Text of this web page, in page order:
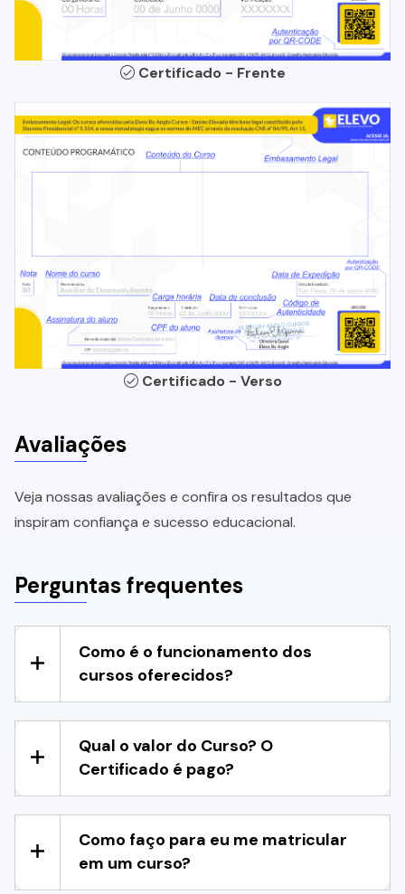
Certificado - Frente
Certificado - Verso
Avaliações
Veja nossas avaliações e confira os resultados que
inspiram confiança e sucesso educacional.
Perguntas frequentes
Como é o funcionamento dos
cursos oferecidos?
Qual o valor do Curso? O
Certificado é pago?
Como faço para eu me matricular
em um curso?